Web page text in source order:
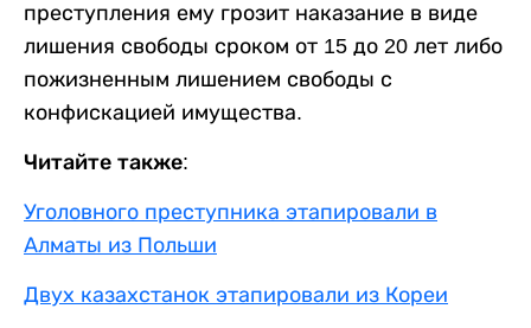
преступления ему грозит наказание в виде
лишения свободы сроком от 15 до 20 лет либо
пожизненным лишением свободы с
конфискацией имущества.
Читайте также:
Уголовного преступника этапировали в
Алматы из Польши
Двух казахстанок этапировали из Кореи